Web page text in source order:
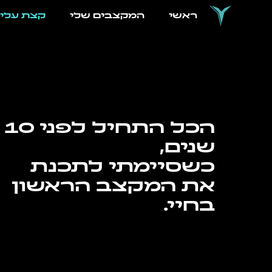
ראשי המקצבים שלי קצת עלי
הכל התחיל לפני 10
שנים,
כשסיימתי לתכנת
את המקצב הראשון
בחיי.